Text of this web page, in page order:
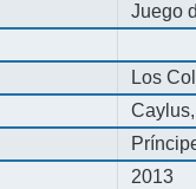
Juego
Los
2013